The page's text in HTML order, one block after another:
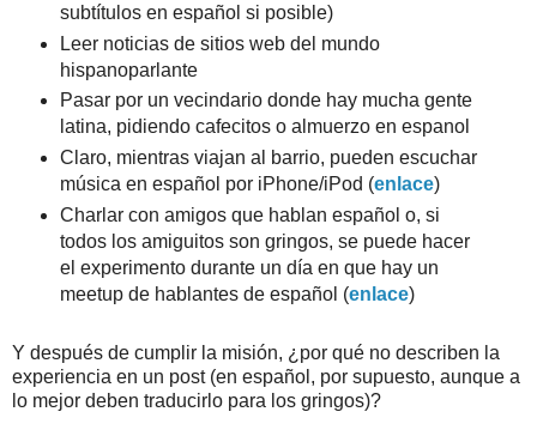
subtítulos en español si posible)
Leer noticias de sitios web del mundo
hispanoparlante
Pasar por un vecindario donde hay mucha gente
latina, pidiendo cafecitos o almuerzo en espanol
Claro, mientras viajan al barrio, pueden escuchar
música en español por iPhone/iPod (enlace)
Charlar con amigos que hablan español o, si
todos los amiguitos son gringos, se puede hacer
el experimento durante un día en que hay un
meetup de hablantes de español (enlace)
Y después de cumplir la misión, ¿por qué no describen la
experiencia en un post (en español, por supuesto, aunque a
lo mejor deben traducirlo para los gringos)?